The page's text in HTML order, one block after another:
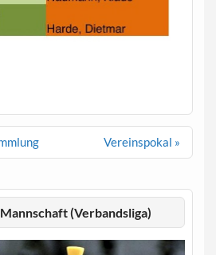
Vereinspokal »
(Verbandsliga)